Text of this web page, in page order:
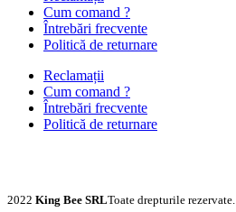
Cum comand ?
Întrebări frecvente
Politică de returnare
Reclamații
Cum comand ?
Întrebări frecvente
Politică de returnare
2022 King Bee SRLToate drepturile rezervate.